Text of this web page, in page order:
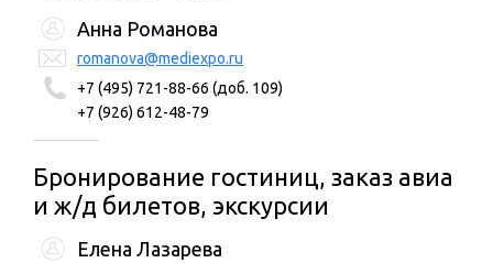
Анна Романова
romanova@mediexpo.ru
+7 (495) 721-88-66 (доб. 109)
+7 (926) 612-48-79
Бронирование гостиниц, заказ авиа
и ж/д билетов, экскурсии
Елена Лазарева